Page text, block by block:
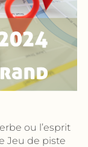
ou l’esprit
Jeu de piste